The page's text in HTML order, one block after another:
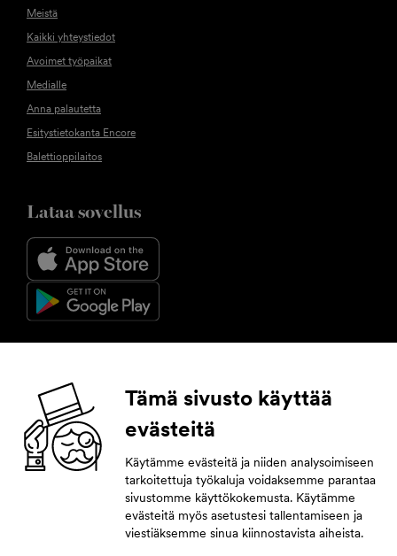
Meistä
Kaikki yhteystiedot
Avoimet työpaikat
Medialle
Anna palautetta
Esitystietokanta Encore
Balettioppilaitos
Lataa sovellus
Facebook Instagram YouTube LinkedIn
Tilaa uutiskirje
Jättämällä yhteystietosi pysyt tahdissa tulevasta.
Tämä sivusto käyttää
evästeitä
Käytämme evästeitä ja niiden analysoimiseen
tarkoitettuja työkaluja voidaksemme parantaa
sivustomme käyttökokemusta. Käytämme
evästeitä myös asetustesi tallentamiseen ja
viestiäksemme sinua kiinnostavista aiheista.